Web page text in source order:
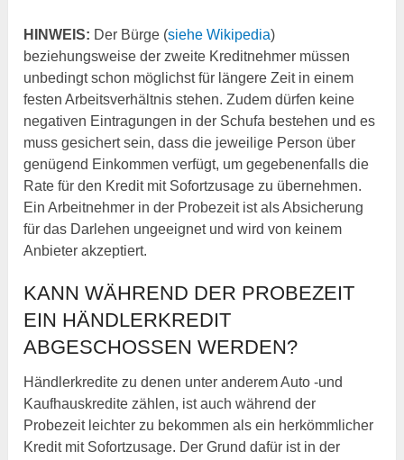
HINWEIS: Der Bürge (siehe Wikipedia)
beziehungsweise der zweite Kreditnehmer müssen
unbedingt schon möglichst für längere Zeit in einem
festen Arbeitsverhältnis stehen. Zudem dürfen keine
negativen Eintragungen in der Schufa bestehen und es
muss gesichert sein, dass die jeweilige Person über
genügend Einkommen verfügt, um gegebenenfalls die
Rate für den Kredit mit Sofortzusage zu übernehmen.
Ein Arbeitnehmer in der Probezeit ist als Absicherung
für das Darlehen ungeeignet und wird von keinem
Anbieter akzeptiert.
KANN WÄHREND DER PROBEZEIT
EIN HÄNDLERKREDIT
ABGESCHOSSEN WERDEN?
Händlerkredite zu denen unter anderem Auto -und
Kaufhauskredite zählen, ist auch während der
Probezeit leichter zu bekommen als ein herkömmlicher
Kredit mit Sofortzusage. Der Grund dafür ist in der